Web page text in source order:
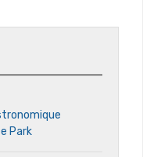
Park